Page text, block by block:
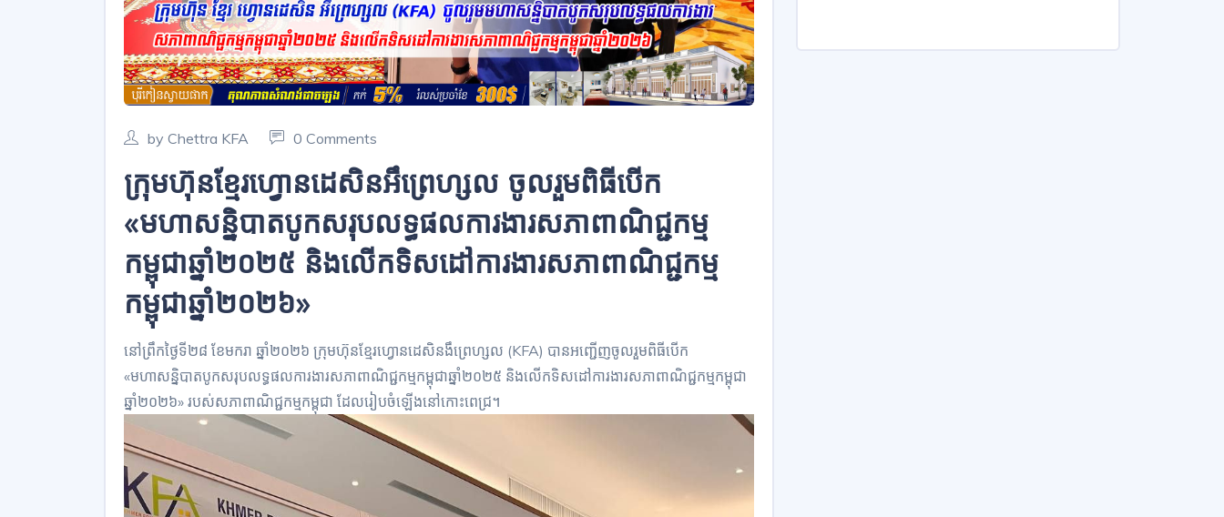
by Chettra KFA 0 Comments
ក្រុមហ៊ុនខ្មែរហ្វោនដេសិនអឹព្រេហ្សល ចូលរួមពិធីបើក
«មហាសន្និបាតបូកសរុបលទ្ធផលការងារសភាពាណិជ្ជកម្ម
កម្ពុជាឆ្នាំ២០២៥ និងលើកទិសដៅការងារសភាពាណិជ្ជកម្ម
កម្ពុជាឆ្នាំ២០២៦»
នៅព្រឹកថ្ងៃទី២៨ ខែមករា ឆ្នាំ២០២៦ ក្រុមហ៊ុនខ្មែរហ្វោនដេសិនងឹព្រេហ្សល (KFA) បានអញ្ជើញចូលរួមពិធីបើក
«មហាសន្និបាតបូកសរុបលទ្ធផលការងារសភាពាណិជ្ជកម្មកម្ពុជាឆ្នាំ២០២៥ និងលើកទិសដៅការងារសភាពាណិជ្ជកម្មកម្ពុជា
ឆ្នាំ២០២៦» របស់សភាពាណិជ្ជកម្មកម្ពុជា ដែលរៀបចំឡើងនៅកោះពេជ្រ។